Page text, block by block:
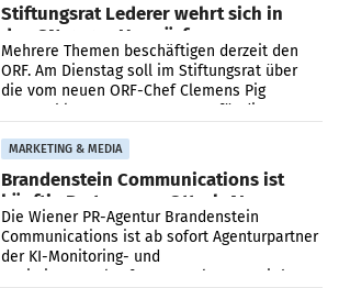
Stiftungsrat Lederer wehrt sich in
den SN gegen Vorwürfe
Mehrere Themen beschäftigen derzeit den
ORF. Am Dienstag soll im Stiftungsrat über
die vom neuen ORF-Chef Clemens Pig
vorgeschlagenen Besetzungen für die
MARKETING & MEDIA
Brandenstein Communications ist
künftig Partner von OtterlyAI
Die Wiener PR-Agentur Brandenstein
Communications ist ab sofort Agenturpartner
der KI-Monitoring- und
Optimierungsplattform OtterlyAI. Damit baut